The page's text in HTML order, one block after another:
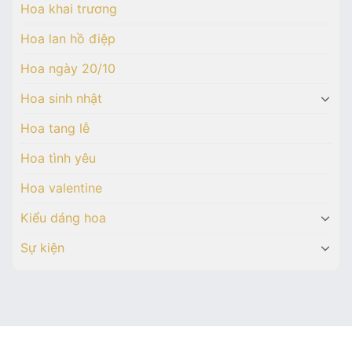
Hoa khai trương
Hoa lan hồ điệp
Hoa ngày 20/10
Hoa sinh nhật
Hoa tang lễ
Hoa tình yêu
Hoa valentine
Kiểu dáng hoa
Sự kiện